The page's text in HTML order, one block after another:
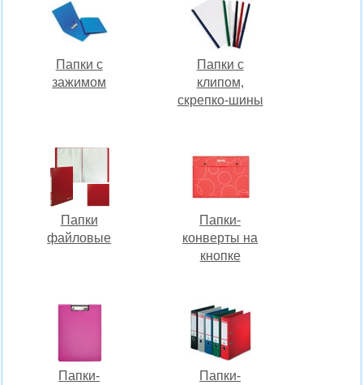
Папки с
зажимом
Папки с
клипом,
скрепко-шины
Папки
файловые
Папки-
конверты на
кнопке
Папки-
Папки-